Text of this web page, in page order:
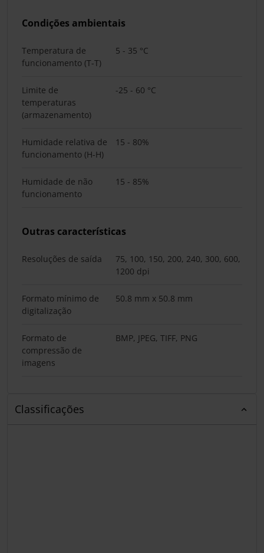
Condições ambientais
Temperatura de
funcionamento (T-T)
5 - 35 °C
Limite de
temperaturas
(armazenamento)
-25 - 60 °C
Humidade relativa de
funcionamento (H-H)
15 - 80%
Humidade de não
funcionamento
15 - 85%
Outras características
Resoluções de saída
75, 100, 150, 200, 240, 300, 600,
1200 dpi
Formato mínimo de
digitalização
50.8 mm x 50.8 mm
Formato de
compressão de
imagens
BMP, JPEG, TIFF, PNG
Classificações